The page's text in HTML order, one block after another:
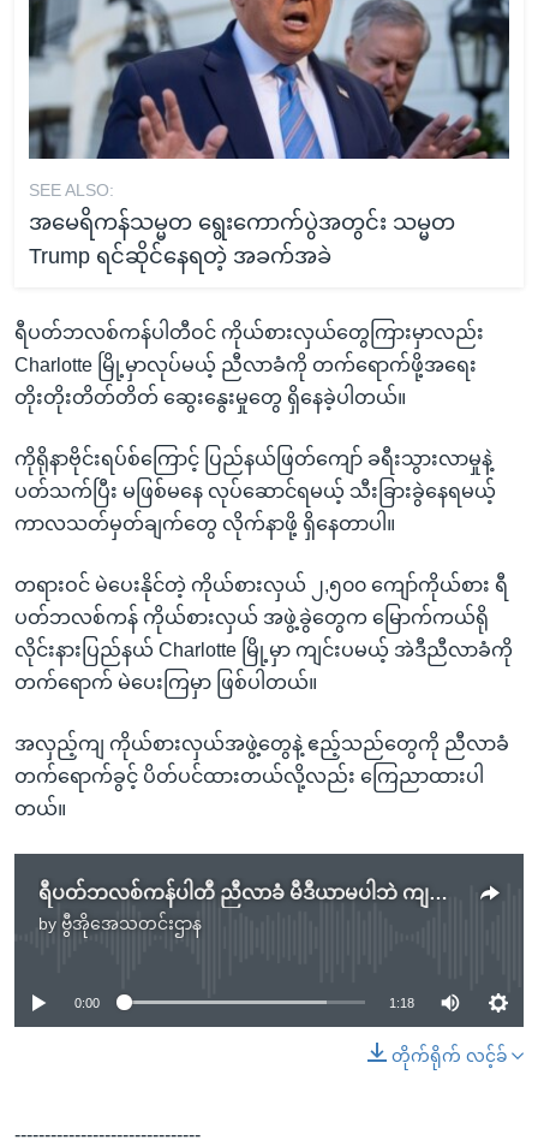
SEE ALSO:
အမေရိကန်သမ္မတ ရွေးကောက်ပွဲအတွင်း သမ္မတ
Trump ရင်ဆိုင်နေရတဲ့ အခက်အခဲ
ရီပတ်ဘလစ်ကန်ပါတီဝင် ကိုယ်စားလှယ်တွေကြားမှာလည်း
Charlotte မြို့မှာလုပ်မယ့် ညီလာခံကို တက်ရောက်ဖို့အရေး
တိုးတိုးတိတ်တိတ် ဆွေးနွေးမှုတွေ ရှိနေခဲ့ပါတယ်။
ကိုရိုနာဗိုင်းရပ်စ်ကြောင့် ပြည်နယ်ဖြတ်ကျော် ခရီးသွားလာမှုနဲ့
ပတ်သက်ပြီး မဖြစ်မနေ လုပ်ဆောင်ရမယ့် သီးခြားခွဲနေရမယ့်
ကာလသတ်မှတ်ချက်တွေ လိုက်နာဖို့ ရှိနေတာပါ။
တရားဝင် မဲပေးနိုင်တဲ့ ကိုယ်စားလှယ် ၂,၅၀၀ ကျော်ကိုယ်စား ရီ
ပတ်ဘလစ်ကန် ကိုယ်စားလှယ် အဖွဲ့ခွဲတွေက မြောက်ကယ်ရို
လိုင်းနားပြည်နယ် Charlotte မြို့မှာ ကျင်းပမယ့် အဲဒီညီလာခံကို
တက်ရောက် မဲပေးကြမှာ ဖြစ်ပါတယ်။
အလှည့်ကျ ကိုယ်စားလှယ်အဖွဲ့တွေနဲ့ ဧည့်သည်တွေကို ညီလာခံ
တက်ရောက်ခွင့် ပိတ်ပင်ထားတယ်လို့လည်း ကြေညာထားပါ
တယ်။
ရီပတ်ဘလစ်ကန်ပါတီ ညီလာခံ မီဒီယာမပါဘဲ ကျင်းပမည်
by ဗွီအိုအေသတင်းဌာန
No media source currently available
0:00 1:18
တိုက်ရိုက် လင့်ခ်
-------------------------------